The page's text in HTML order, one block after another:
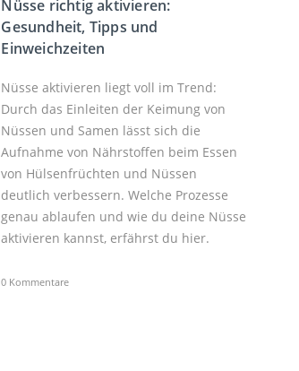
Nüsse richtig aktivieren:
Gesundheit, Tipps und
Einweichzeiten
Nüsse aktivieren liegt voll im Trend:
Durch das Einleiten der Keimung von
Nüssen und Samen lässt sich die
Aufnahme von Nährstoffen beim Essen
von Hülsenfrüchten und Nüssen
deutlich verbessern. Welche Prozesse
genau ablaufen und wie du deine Nüsse
aktivieren kannst, erfährst du hier.
0 Kommentare